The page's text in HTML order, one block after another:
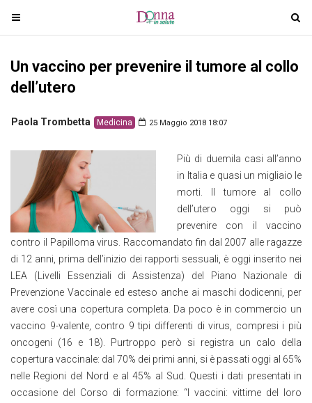
T
o
g
l
n
v
t
i
T
o
g
Un vaccino per prevenire il tumore al collo
dell’utero
Paola Trombetta Medicina 25 Maggio 2018 18:07
Più di duemila casi all’anno
in Italia e quasi un migliaio le
morti. Il tumore al collo
dell’utero oggi si può
prevenire con il vaccino
contro il Papilloma virus. Raccomandato fin dal 2007 alle ragazze
di 12 anni, prima dell’inizio dei rapporti sessuali, è oggi inserito nei
LEA (Livelli Essenziali di Assistenza) del Piano Nazionale di
Prevenzione Vaccinale ed esteso anche ai maschi dodicenni, per
avere così una copertura completa. Da poco è in commercio un
vaccino 9-valente, contro 9 tipi differenti di virus, compresi i più
oncogeni (16 e 18). Purtroppo però si registra un calo della
copertura vaccinale: dal 70% dei primi anni, si è passati oggi al 65%
nelle Regioni del Nord e al 45% al Sud. Questi i dati presentati in
occasione del Corso di formazione: “I vaccini: vittime del loro